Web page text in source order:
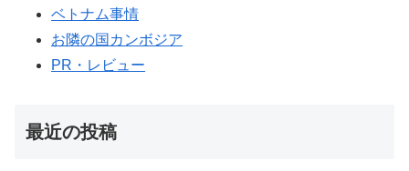
ベトナム事情
お隣の国カンボジア
PR・レビュー
最近の投稿